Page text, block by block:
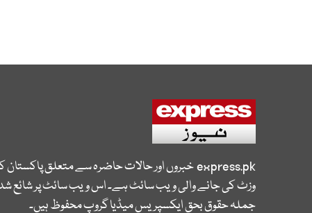
express.pkخبروں اور حالات حاضرہ سے متعلق
وزٹ کی جانے والی ویب سائٹ ہے۔ اس ویب سائٹ پر شائع
جملہ حقوق بحق ایکسپریس میڈیا گروپ محفوظ ہیں۔